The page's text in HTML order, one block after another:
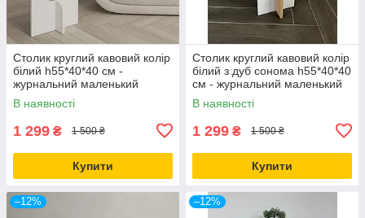
Столик круглий кавовий колір
білий h55*40*40 см -
журнальний маленький
столик
В наявності
1 299 ₴ 1 500 ₴
Купити
Столик круглий кавовий колір
білий з дуб сонома h55*40*40
см - журнальний маленький
столик
В наявності
1 299 ₴ 1 500 ₴
Купити
–12% –12%